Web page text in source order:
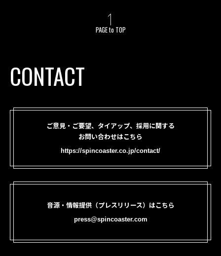
PAGE to TOP
CONTACT
ご意見・ご要望、タイアップ、採用に関する
お問い合わせはこちら
https://spincoaster.co.jp/contact/
音源・情報提供（プレスリリース）はこちら
press@spincoaster.com